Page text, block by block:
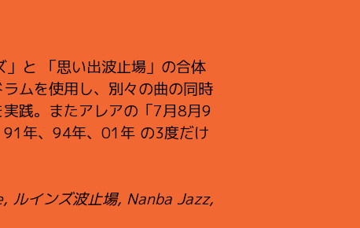
と 「思い出波止場」の合体
ムを使用し、別々の曲の同時
践。またアレアの「7月8月9
91年、94年、01年 の3度だけ
ルインズ波止場, Nanba Jazz,